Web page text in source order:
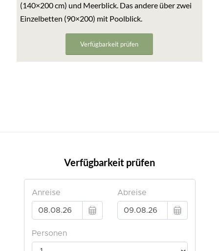
(140×200 cm) und Meerblick. Das andere über zwei
Einzelbetten (90×200) mit Poolblick.
Verfügbarkeit prüfen
Verfügbarkeit prüfen